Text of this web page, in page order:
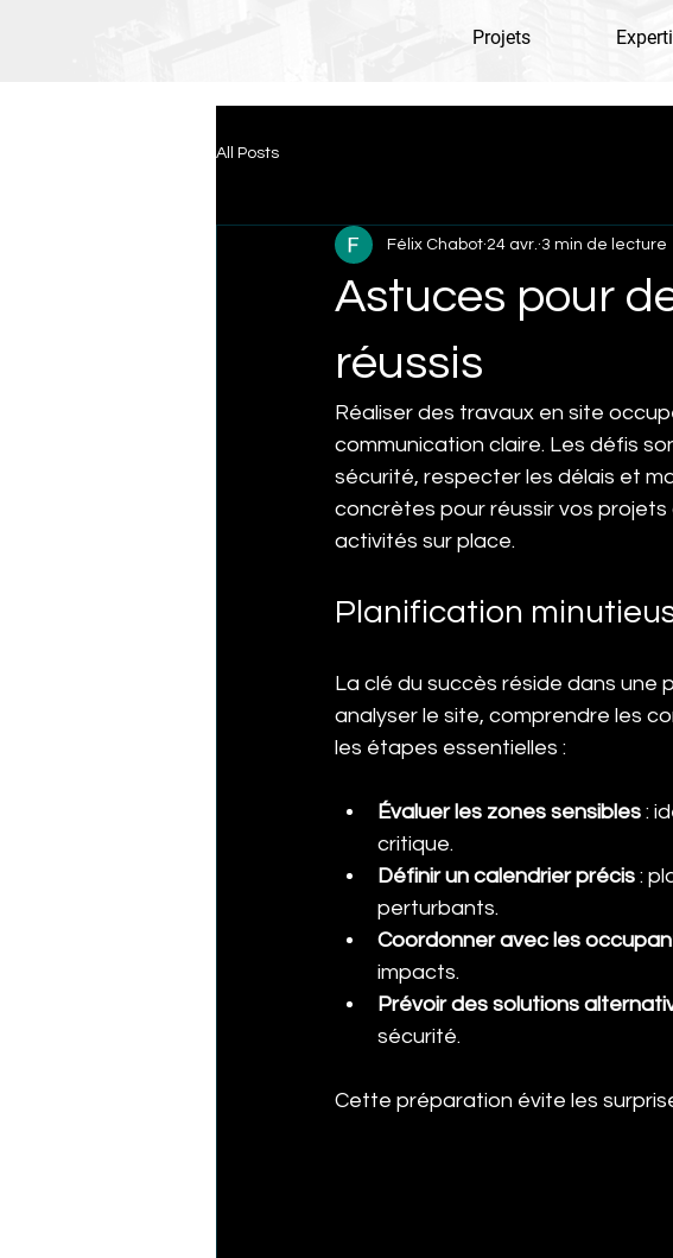
Projets
All Posts
Astuces pour
réussis
Félix Chabot 24 avr. 3 min de lecture
Réaliser des travaux en site
communication claire. Les défis
sécurité, respecter les délais et
concrètes pour réussir vos
activités sur place.
Planification
La clé du succès réside dans une
analyser le site, comprendre les
les étapes essentielles :
Évaluer les zones sensibles :
critique.
Définir un calendrier précis :
perturbants.
Coordonner avec les
impacts.
Prévoir des solutions
sécurité.
Cette préparation évite les